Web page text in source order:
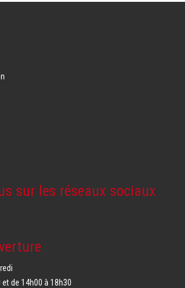
sur les réseaux sociaux
de 14h00 à 18h30